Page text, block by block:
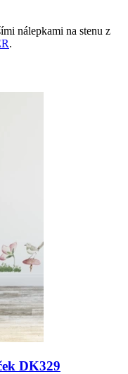
nálepkami na stenu z
.
DK329